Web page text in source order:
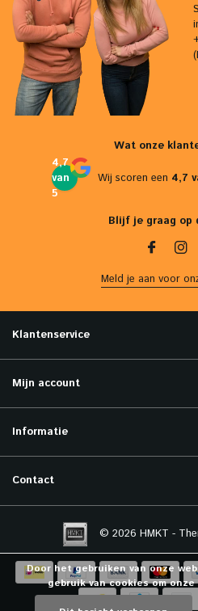
Wat onze
4,7
van
5
Wij scoren een 4,7
Blijf je graag op
Meld je aan voor
Klantenservice
Mijn account
Informatie
Contact
© 2026 HMKT -
Door het gebruiken van onze
gebruik van cookies om